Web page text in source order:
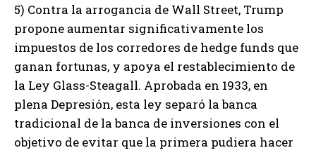
5) Contra la arrogancia de Wall Street, Trump
propone aumentar significativamente los
impuestos de los corredores de hedge funds que
ganan fortunas, y apoya el restablecimiento de
la Ley Glass-Steagall. Aprobada en 1933, en
plena Depresión, esta ley separó la banca
tradicional de la banca de inversiones con el
objetivo de evitar que la primera pudiera hacer